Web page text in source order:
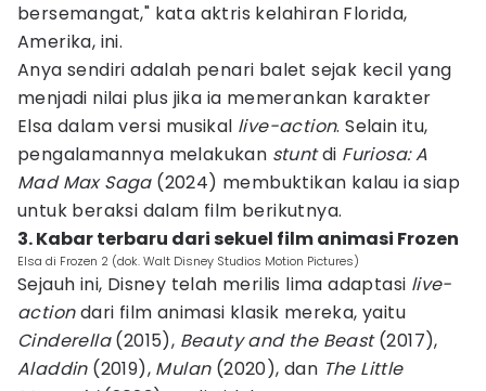
bersemangat," kata aktris kelahiran Florida,
Amerika, ini.
Anya sendiri adalah penari balet sejak kecil yang
menjadi nilai plus jika ia memerankan karakter
Elsa dalam versi musikal live-action. Selain itu,
pengalamannya melakukan stuntdi Furiosa: A
Mad Max Saga(2024) membuktikan kalau ia siap
untuk beraksi dalam film berikutnya.
3. Kabar terbaru dari sekuel film animasi Frozen
Elsa di Frozen 2 (dok. Walt Disney Studios Motion Pictures)
Sejauh ini, Disney telah merilis lima adaptasi live-
actiondari film animasi klasik mereka, yaitu
Cinderella(2015), Beauty and the Beast(2017),
Aladdin(2019), Mulan(2020), dan The Little